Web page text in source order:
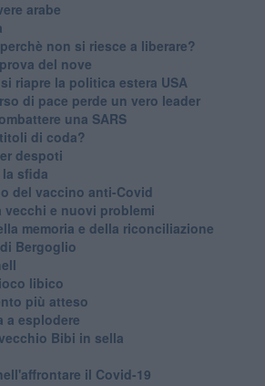
arabe
non si riesce a liberare?
del nove
riapre la politica estera USA
di pace perde un vero leader
una SARS
di coda?
despoti
sfida
del vaccino anti-Covid
e nuovi problemi
memoria e della riconciliazione
Bergoglio
libico
più atteso
a esplodere
Bibi in sella
il Covid-19